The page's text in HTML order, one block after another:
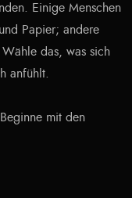
Einige Menschen
Papier; andere
das, was sich
anfühlt.
mit den